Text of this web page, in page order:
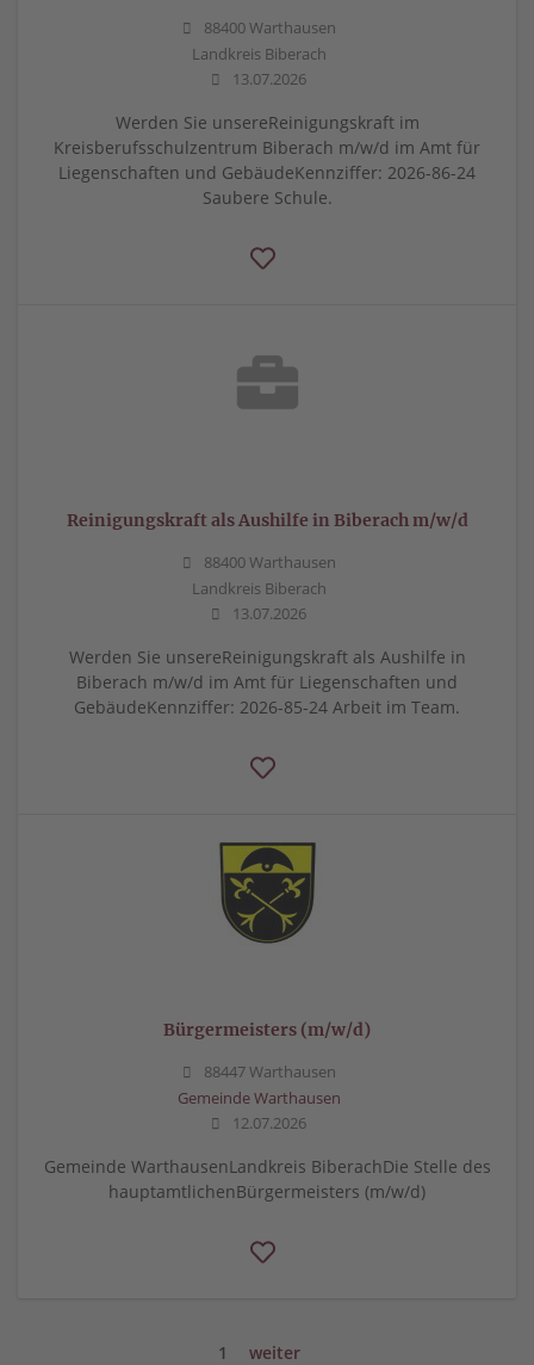
88400 Warthausen
Landkreis Biberach
13.07.2026
Werden Sie unsereReinigungskraft im
Kreisberufsschulzentrum Biberach m/w/d im Amt für
Liegenschaften und GebäudeKennziffer: 2026-86-24
Saubere Schule.
Reinigungskraft als Aushilfe in Biberach m/w/d
88400 Warthausen
Landkreis Biberach
13.07.2026
Werden Sie unsereReinigungskraft als Aushilfe in
Biberach m/w/d im Amt für Liegenschaften und
GebäudeKennziffer: 2026-85-24 Arbeit im Team.
Bürgermeisters (m/w/d)
88447 Warthausen
Gemeinde Warthausen
12.07.2026
Gemeinde WarthausenLandkreis BiberachDie Stelle des
hauptamtlichenBürgermeisters (m/w/d)
1 weiter